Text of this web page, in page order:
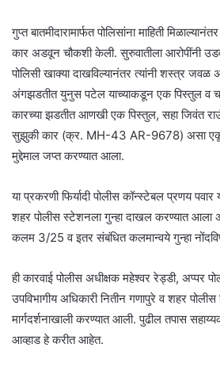
गुप्त बातमीदारामार्फत पोलिसांना माहिती
कार अडवून चौकशी केली. सुरुवातीला आरोपींनी
पोलिसी खाक्या दाखविल्यानंतर त्यांनी शस्त्र जवळ
अंगझडतीत युनुस पटेल याच्याकडून एक पिस्तुल व
कारच्या झडतीत आणखी एक पिस्तुल, सहा जिवंत
सुझुकी कार (क्र. MH-43 AR-9678) असा
मुद्देमाल जप्त करण्यात आला.
या प्रकरणी फिर्यादी पोलीस कॉन्स्टेबल प्रणय
शहर पोलीस स्टेशनला गुन्हा दाखल करण्यात आला
कलम 3/25 व इतर संबंधित कलमान्वये गुन्हा
ही कारवाई पोलीस अधीक्षक महेश्वर रेड्डी, अप्पर
उपविभागीय अधिकारी नितीन गणापुरे व शहर पोलीस
मार्गदर्शनाखाली करण्यात आली. पुढील तपास
आव्हाड हे करीत आहेत.